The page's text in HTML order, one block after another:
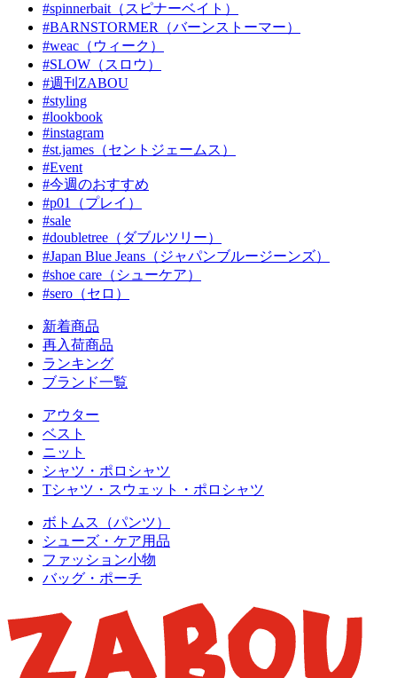
#spinnerbait（スピナーベイト）
#BARNSTORMER（バーンストーマー）
#weac（ウィーク）
#SLOW（スロウ）
#週刊ZABOU
#styling
#lookbook
#instagram
#st.james（セントジェームス）
#Event
#今週のおすすめ
#p01（プレイ）
#sale
#doubletree（ダブルツリー）
#Japan Blue Jeans（ジャパンブルージーンズ）
#shoe care（シューケア）
#sero（セロ）
新着商品
再入荷商品
ランキング
ブランド一覧
アウター
ベスト
ニット
シャツ・ポロシャツ
Tシャツ・スウェット・ポロシャツ
ボトムス（パンツ）
シューズ・ケア用品
ファッション小物
バッグ・ポーチ